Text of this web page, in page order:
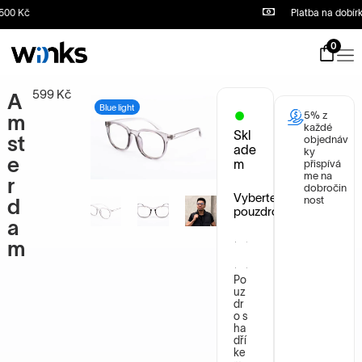
S
k
p
c
o
n
t
e
n
Kč Platba na dobírku
0
A
m
st
e
r
d
a
m
599 Kč
Blue light
Skl
ade
m
Vyberte
pouzdro
Po
uz
dr
o s
ha
dří
ke
5% z
každé
objednáv
ky
přispívá
me na
dobročin
nost